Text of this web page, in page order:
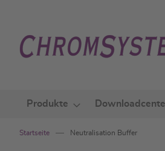
springen
Produkte
Startseite Neutralisation Buffer